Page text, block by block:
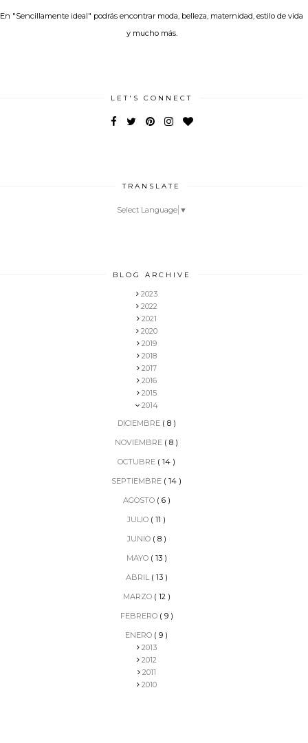
En "Sencillamente ideal" podrás encontrar moda, belleza, maternidad, estilo de vida
y mucho más.
LET'S CONNECT
TRANSLATE
Select Language ▼
BLOG ARCHIVE
2023
2022
2021
2020
2019
2018
2017
2016
2015
2014
DICIEMBRE ( 8 )
NOVIEMBRE ( 8 )
OCTUBRE ( 14 )
SEPTIEMBRE ( 14 )
AGOSTO ( 6 )
JULIO ( 11 )
JUNIO ( 8 )
MAYO ( 13 )
ABRIL ( 13 )
MARZO ( 12 )
FEBRERO ( 9 )
ENERO ( 9 )
2013
2012
2011
2010